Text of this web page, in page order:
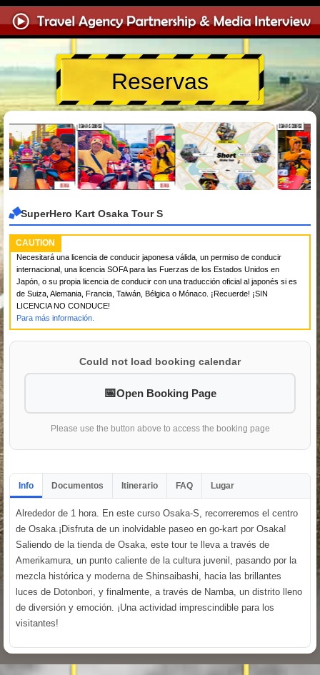
Reservas
SuperHero Kart Osaka Tour S
CAUTION
Necesitará una licencia de conducir japonesa válida, un permiso de conducir
internacional, una licencia SOFA para las Fuerzas de los Estados Unidos en
Japón, o su propia licencia de conducir con una traducción oficial al japonés si es
de Suiza, Alemania, Francia, Taiwán, Bélgica o Mónaco. ¡Recuerde! ¡SIN
LICENCIA NO CONDUCE!
Para más información.
Could not load booking calendar
Open Booking Page
Please use the button above to access the booking page
Info Documentos Itinerario FAQ Lugar
Alrededor de 1 hora. En este curso Osaka-S, recorreremos el centro
de Osaka.¡Disfruta de un inolvidable paseo en go-kart por Osaka!
Saliendo de la tienda de Osaka, este tour te lleva a través de
Amerikamura, un punto caliente de la cultura juvenil, pasando por la
mezcla histórica y moderna de Shinsaibashi, hacia las brillantes
luces de Dotonbori, y finalmente, a través de Namba, un distrito lleno
de diversión y emoción. ¡Una actividad imprescindible para los
visitantes!